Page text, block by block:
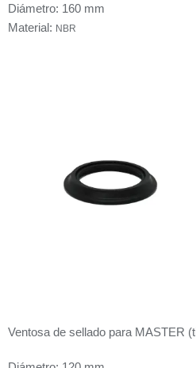
Diámetro: 160 mm
Material: NBR
Ventosa de sellado para MASTER